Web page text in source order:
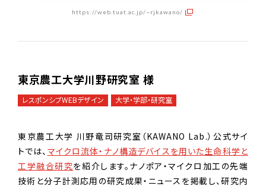
https://web.tuat.ac.jp/~rjkawano/
東京農工大学川野研究室 様
レスポンシブWEBデザイン 大学・学部・研究室
東京農工大学 川野竜司研究室（KAWANO Lab.）公式サイ
トでは、 マイクロ流体・ナノ構造デバイスを用いた生命科学と
工学融合研究を紹介します。ナノポア・マイクロ加工の先端
技術と分子計測応用の研究成果・ニュースを掲載し、研究内